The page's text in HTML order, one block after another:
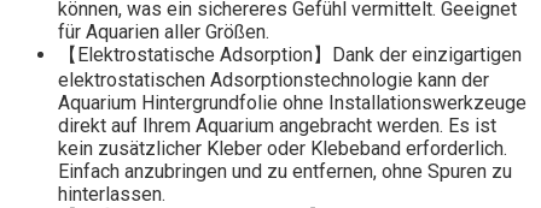
können, was ein sichereres Gefühl vermittelt. Geeignet
für Aquarien aller Größen.
【Elektrostatische Adsorption】Dank der einzigartigen
elektrostatischen Adsorptionstechnologie kann der
Aquarium Hintergrundfolie ohne Installationswerkzeuge
direkt auf Ihrem Aquarium angebracht werden. Es ist
kein zusätzlicher Kleber oder Klebeband erforderlich.
Einfach anzubringen und zu entfernen, ohne Spuren zu
hinterlassen.